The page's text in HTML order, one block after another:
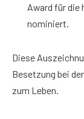
Award für die
nominiert.
Diese
Besetzung bei
zum Leben.